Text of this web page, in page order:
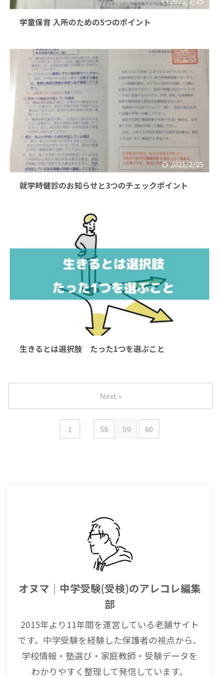
学童保育 入所のための5つのポイント
2021/2/25
就学時健診のお知らせと3つのチェックポイント
生きるとは選択肢 たった1つを選ぶこと
1 … 58 59 60
Next »
オヌマ｜中学受験(受検)のアレコレ編集
部
2015年より11年間を運営している老舗サイト
です。中学受験を経験した保護者の視点から、
学校情報・塾選び・家庭教師・受験データを
わかりやすく整理して発信しています。